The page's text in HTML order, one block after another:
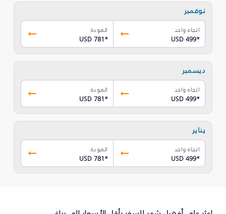
نوفمبر
اتجاه واحد
USD 499*
العودة
USD 781*
ديسمبر
اتجاه واحد
USD 499*
العودة
USD 781*
يناير
اتجاه واحد
USD 499*
العودة
USD 781*